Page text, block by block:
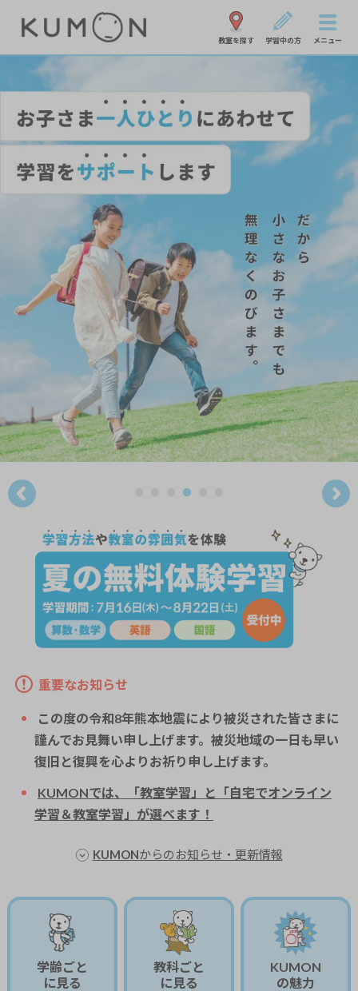
教室を探す 学習中の方 メニュー
重要なお知らせ
この度の令和8年熊本地震により被災された皆さまに
謹んでお見舞い申し上げます。被災地域の一日も早い
復旧と復興を心よりお祈り申し上げます。
KUMONでは、「教室学習」と「自宅でオンライン
学習＆教室学習」が選べます！
KUMONからのお知らせ・更新情報
学齢ごと
に見る
教科ごと
に見る
KUMON
の魅力